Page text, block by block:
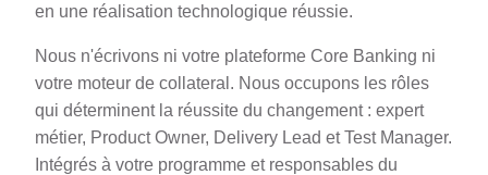
en une réalisation technologique réussie.
Nous n'écrivons ni votre plateforme Core Banking ni
votre moteur de collateral. Nous occupons les rôles
qui déterminent la réussite du changement : expert
métier, Product Owner, Delivery Lead et Test Manager.
Intégrés à votre programme et responsables du